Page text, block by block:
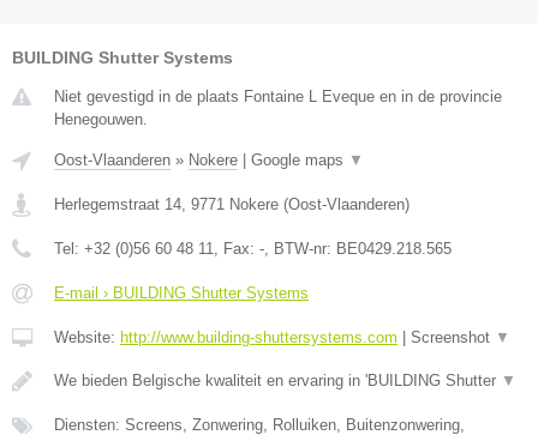
BUILDING Shutter Systems
Niet gevestigd in de plaats Fontaine L Eveque en in de provincie
Henegouwen.
Oost-Vlaanderen » Nokere Google maps ▼
Herlegemstraat 14 9771 Nokere (Oost-Vlaanderen)
Tel: +32 (0)56 60 48 11 , Fax: - , BTW-nr: BE0429.218.565
E-mail › BUILDING Shutter Systems
Website: http://www.building-shuttersystems.com Screenshot ▼
We bieden Belgische kwaliteit en ervaring in 'BUILDING Shutter ▼
Diensten: Screens, Zonwering, Rolluiken, Buitenzonwering,